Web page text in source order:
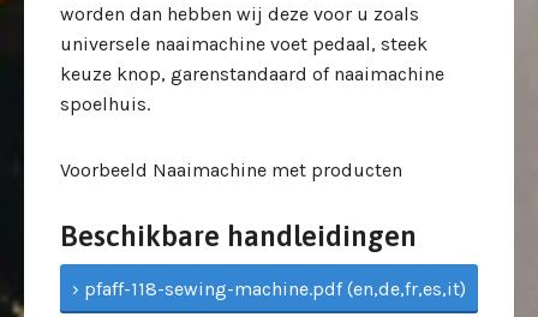
worden dan hebben wij deze voor u zoals
universele naaimachine voet pedaal, steek
keuze knop, garenstandaard of naaimachine
spoelhuis.
Voorbeeld Naaimachine met producten
Beschikbare handleidingen
› pfaff-118-sewing-machine.pdf (en,de,fr,es,it)